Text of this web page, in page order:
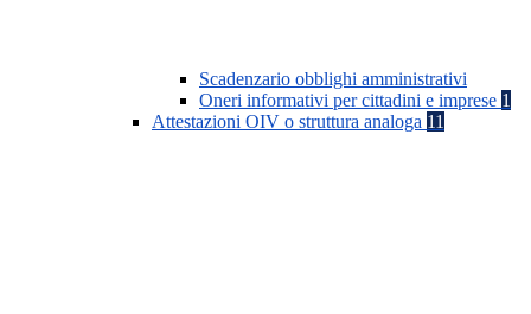
Scadenzario obblighi amministrativi
Oneri informativi per cittadini e imprese 1
Attestazioni OIV o struttura analoga 11